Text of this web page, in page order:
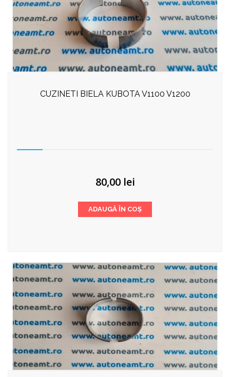
CUZINETI BIELA KUBOTA V1100 V1200
80,00 lei
ADAUGĂ ÎN COȘ